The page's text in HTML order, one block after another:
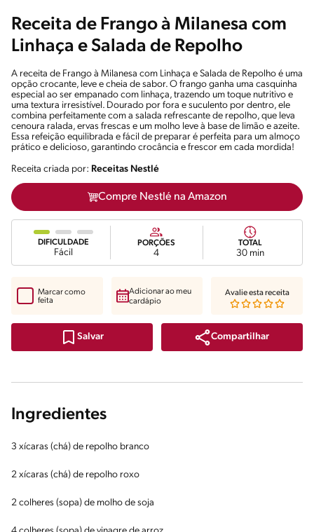
Receita de Frango à Milanesa com
Linhaça e Salada de Repolho
A receita de Frango à Milanesa com Linhaça e Salada de Repolho é uma
opção crocante, leve e cheia de sabor. O frango ganha uma casquinha
especial ao ser empanado com linhaça, trazendo um toque nutritivo e
uma textura irresistível. Dourado por fora e suculento por dentro, ele
combina perfeitamente com a salada refrescante de repolho, que leva
cenoura ralada, ervas frescas e um molho leve à base de limão e azeite.
Essa refeição equilibrada e fácil de preparar é perfeita para um almoço
prático e delicioso, garantindo crocância e frescor em cada mordida!
Receita criada por: Receitas Nestlé
Compre Nestlé na Amazon
DIFICULDADE
Fácil
PORÇÕES
4
TOTAL
30 min
Salvar Compartilhar
Marcar como
feita
Adicionar ao meu
cardápio
Avalie esta receita
Ingredientes
3 xícaras (chá) de repolho branco
2 xícaras (chá) de repolho roxo
2 colheres (sopa) de molho de soja